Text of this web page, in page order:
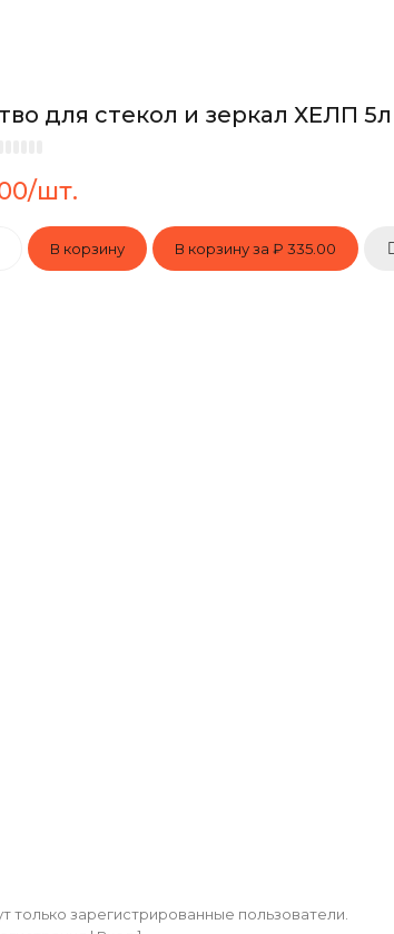
для стекол и зеркал ХЕЛП 5л
шт.
В корзину за ₽ 335.00
только зарегистрированные пользователи.